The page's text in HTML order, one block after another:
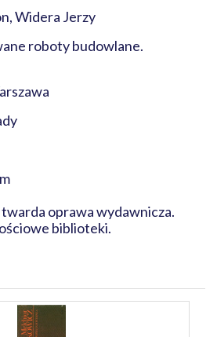
Widera Jerzy
roboty budowlane.
oprawa wydawnicza.
biblioteki.